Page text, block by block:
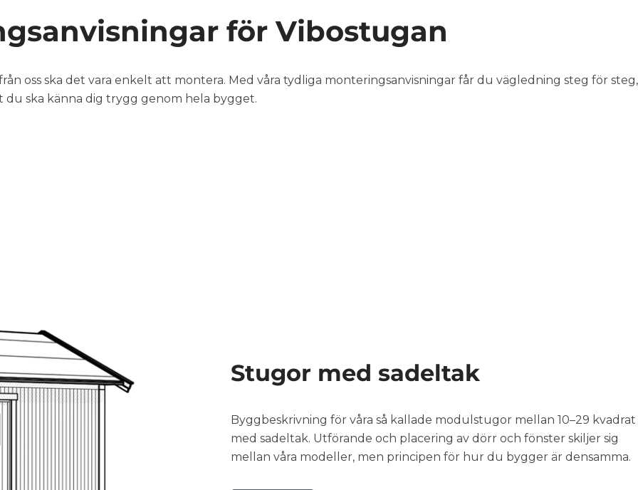
för Vibostugan
oss ska det vara enkelt att montera. Med våra tydliga monteringsanvisningar får du vägledning steg för steg,
ska känna dig trygg genom hela bygget.
Stugor med sadeltak
Byggbeskrivning för våra så kallade modulstugor mellan 10–29 kvadrat
med sadeltak. Utförande och placering av dörr och fönster skiljer sig
mellan våra modeller, men principen för hur du bygger är densamma.